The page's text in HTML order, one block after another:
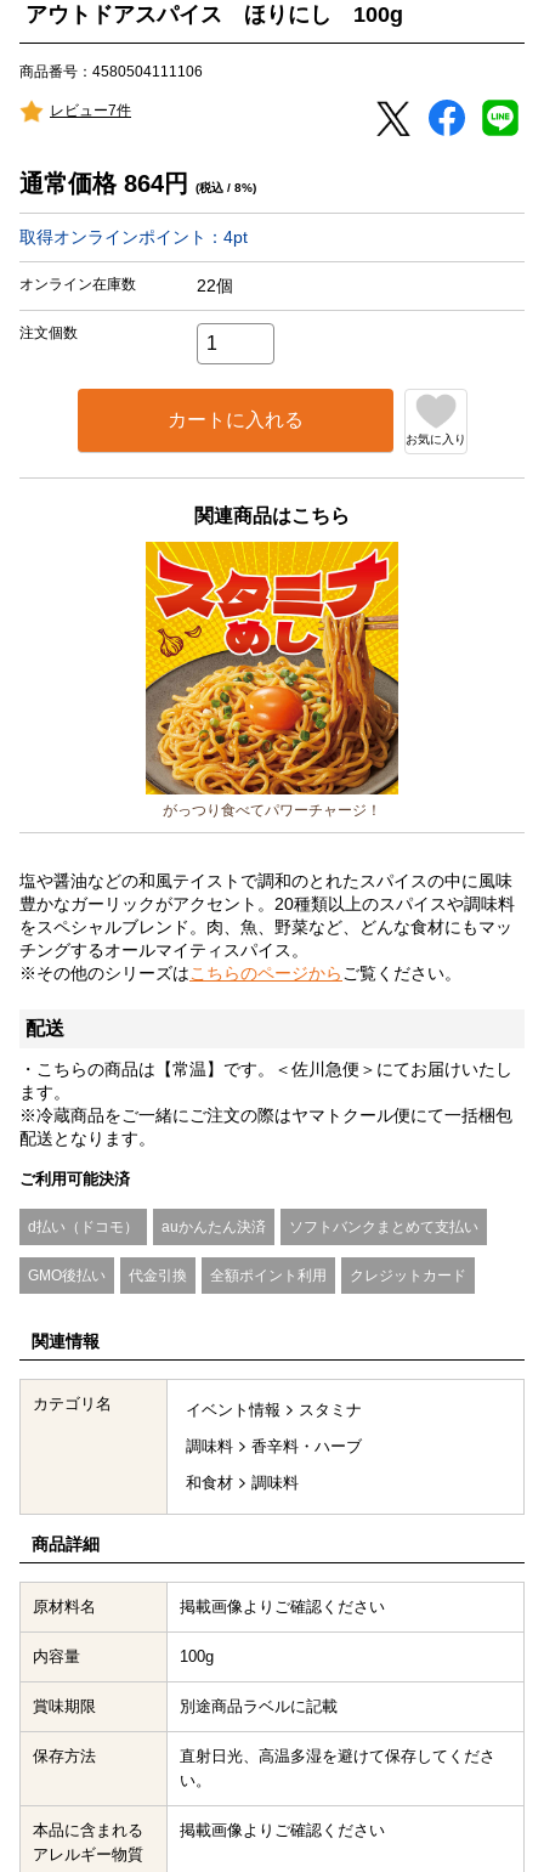
アウトドアスパイス ほりにし 100g
商品番号：4580504111106
レビュー7件
通常価格 864円 (税込 / 8%)
取得オンラインポイント： 4pt
オンライン在庫数 22個
注文個数
カートに入れる
お気に入り
関連商品はこちら
がっつり食べてパワーチャージ！
塩や醤油などの和風テイストで調和のとれたスパイスの中に風味
豊かなガーリックがアクセント。20種類以上のスパイスや調味料
をスペシャルブレンド。肉、魚、野菜など、どんな食材にもマッ
チングするオールマイティスパイス。
※その他のシリーズはこちらのページから ご覧ください。
配送
・こちらの商品は【常温】です。＜佐川急便＞にてお届けいたし
ます。
※冷蔵商品をご一緒にご注文の際はヤマトクール便にて一括梱包
配送となります。
ご利用可能決済
d払い（ドコモ） auかんたん決済 ソフトバンクまとめて支払い
GMO後払い 代金引換 全額ポイント利用 クレジットカード
関連情報
カテゴリ名 イベント情報
スタミナ
調味料
香辛料・ハーブ
和食材
調味料
商品詳細
原材料名 掲載画像よりご確認ください
内容量 100g
賞味期限 別途商品ラベルに記載
保存方法
直射日光、高温多湿を避けて保存してくださ
い。
本品に含まれる
アレルギー物質
掲載画像よりご確認ください